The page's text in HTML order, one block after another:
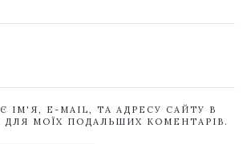
ІМ'Я, E-MAIL, ТА АДРЕСУ САЙТУ В
ДЛЯ МОЇХ ПОДАЛЬШИХ КОМЕНТАРІВ.